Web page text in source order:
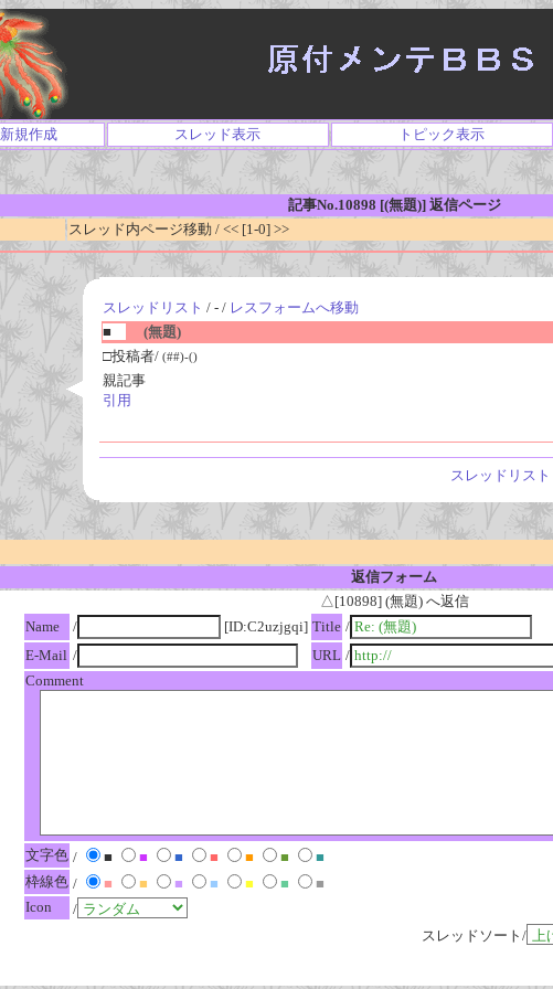
新規作成 スレッド表示 トピック表示
記事No.10898 [(無題)] 返信ページ
スレッド内ページ移動 / << [1-0] >>
スレッドリスト / - / レスフォームへ移動
■
(無題)
□投稿者/ (##)-()
親記事
引用
スレッドリスト
返信フォーム
△[10898] (無題) へ返信
Name
/ [ID:C2uzjgqi] Title /
E-Mail / URL /
Comment
文字色 / ■ ■ ■ ■ ■ ■
■
枠線色 / ■ ■ ■ ■ ■ ■
■
Icon
/
スレッドソート/